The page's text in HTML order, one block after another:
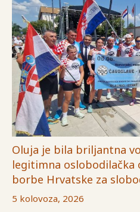
Oluja je bila briljantna
legitimna oslobodilačka
borbe Hrvatske za
5 kolovoza, 2026